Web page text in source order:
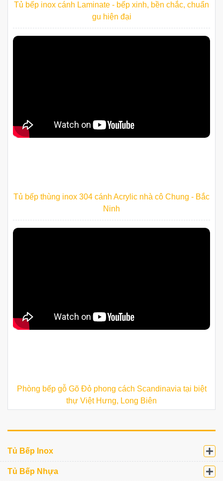
Tủ bếp inox cánh Laminate - bếp xinh, bền chắc, chuẩn
gu hiện đại
Tủ bếp thùng inox 304 cánh Acrylic nhà cô Chung - Bắc
Ninh
Phòng bếp gỗ Gõ Đỏ phong cách Scandinavia tại biệt
thự Việt Hưng, Long Biên
Tủ Bếp Inox
Tủ Bếp Nhựa